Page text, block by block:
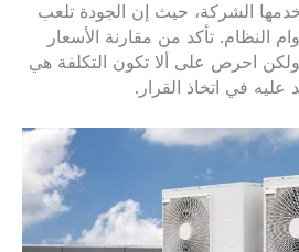
الشركة، حيث إن الجودة تلعب
النظام. تأكد من مقارنة الأسعار
احرص على ألا تكون التكلفة هي
عليه في اتخاذ القرار.